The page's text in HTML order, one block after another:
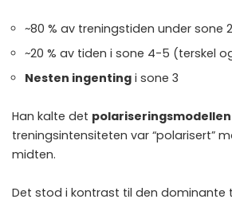
~80 % av treningstiden under sone
~20 % av tiden i sone 4-5 (terskel
Nesten ingenting i sone 3
Han kalte det polariseringsmodellen
treningsintensiteten var “polarisert”
midten.
Det stod i kontrast til den